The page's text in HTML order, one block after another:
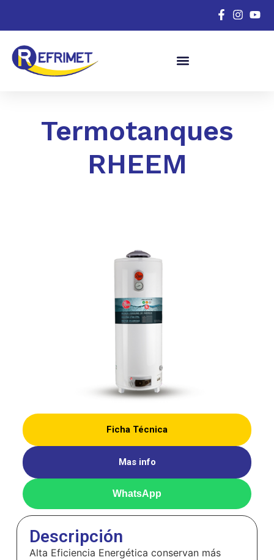
Termotanques
RHEEM
Descripción
Alta Eficiencia Energética conservan más
Ficha Técnica
Mas info
WhatsApp